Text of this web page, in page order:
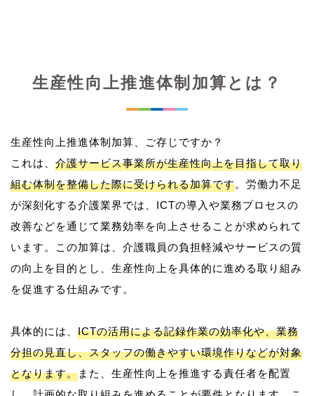
生産性向上推進体制加算とは？
生産性向上推進体制加算、ご存じですか？
これは、 介護サービス事業所が生産性向上を目指して取り
組む体制を整備した際に受けられる加算です。労働力不足
が深刻化する介護業界では、ICTの導入や業務プロセスの
改善などを通じて業務効率を向上させることが求められて
います。この加算は、介護職員の負担軽減やサービスの質
の向上を目的とし、生産性向上を具体的に進める取り組み
を促進する仕組みです。
具体的には、 ICTの活用による記録作業の効率化や、業務
分担の見直し、スタッフの働きやすい環境作りなどが対象
となります。また、生産性向上を推進する責任者を配置